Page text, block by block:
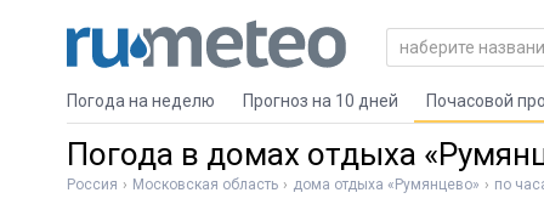
Погода на неделю Прогноз на 10 дней Почасовой
Погода в домах отдыха
Россия Московская область дома отдыха «Румянцево» по